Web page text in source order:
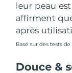
leur peau
affirment
après
Basé sur des tests
Douce &